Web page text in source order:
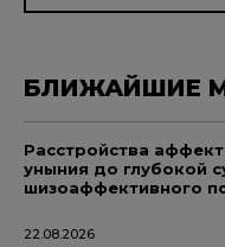
БЛИЖАЙШИЕ
Расстройства
уныния до глубокой
шизоаффективного
22.08.2026